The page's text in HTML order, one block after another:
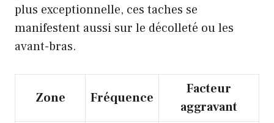
plus exceptionnelle, ces taches se
manifestent aussi sur le décolleté ou les
avant-bras.
Zone Fréquence
Facteur
aggravant